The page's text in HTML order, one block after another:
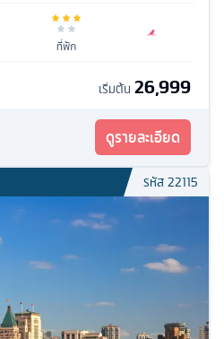
ที่พัก
เริ่มต้น 26,999
ดูรายละเอียด
รหัส22115